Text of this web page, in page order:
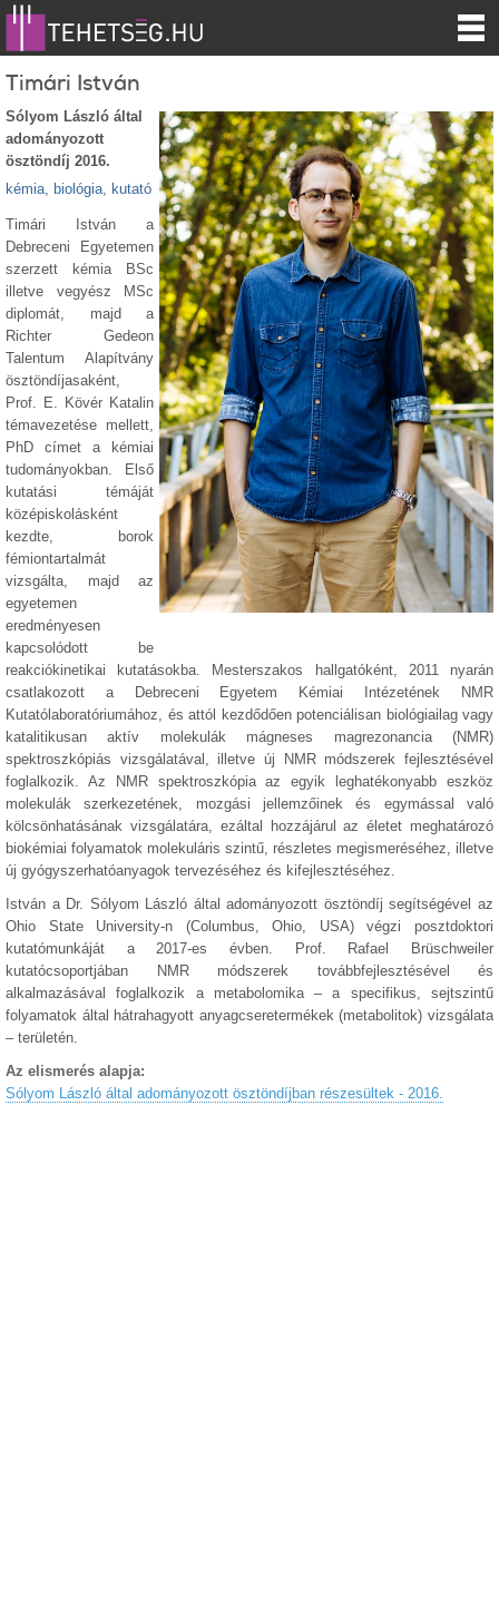
Timári István
Sólyom László által
adományozott
ösztöndíj 2016.
kémia, biológia, kutató
Timári István a
Debreceni Egyetemen
szerzett kémia BSc
illetve vegyész MSc
diplomát, majd a
Richter Gedeon
Talentum Alapítvány
ösztöndíjasaként,
Prof. E. Kövér Katalin
témavezetése mellett,
PhD címet a kémiai
tudományokban. Első
kutatási témáját
középiskolásként
kezdte, borok
fémiontartalmát
vizsgálta, majd az
egyetemen
eredményesen
kapcsolódott be
reakciókinetikai kutatásokba. Mesterszakos hallgatóként, 2011 nyarán
csatlakozott a Debreceni Egyetem Kémiai Intézetének NMR
Kutatólaboratóriumához, és attól kezdődően potenciálisan biológiailag vagy
katalitikusan aktív molekulák mágneses magrezonancia (NMR)
spektroszkópiás vizsgálatával, illetve új NMR módszerek fejlesztésével
foglalkozik. Az NMR spektroszkópia az egyik leghatékonyabb eszköz
molekulák szerkezetének, mozgási jellemzőinek és egymással való
kölcsönhatásának vizsgálatára, ezáltal hozzájárul az életet meghatározó
biokémiai folyamatok molekuláris szintű, részletes megismeréséhez, illetve
új gyógyszerhatóanyagok tervezéséhez és kifejlesztéséhez.
István a Dr. Sólyom László által adományozott ösztöndíj segítségével az
Ohio State University-n (Columbus, Ohio, USA) végzi posztdoktori
kutatómunkáját a 2017-es évben. Prof. Rafael Brüschweiler
kutatócsoportjában NMR módszerek továbbfejlesztésével és
alkalmazásával foglalkozik a metabolomika – a specifikus, sejtszintű
folyamatok által hátrahagyott anyagcseretermékek (metabolitok) vizsgálata
– területén.
Az elismerés alapja:
Sólyom László által adományozott ösztöndíjban részesültek - 2016.